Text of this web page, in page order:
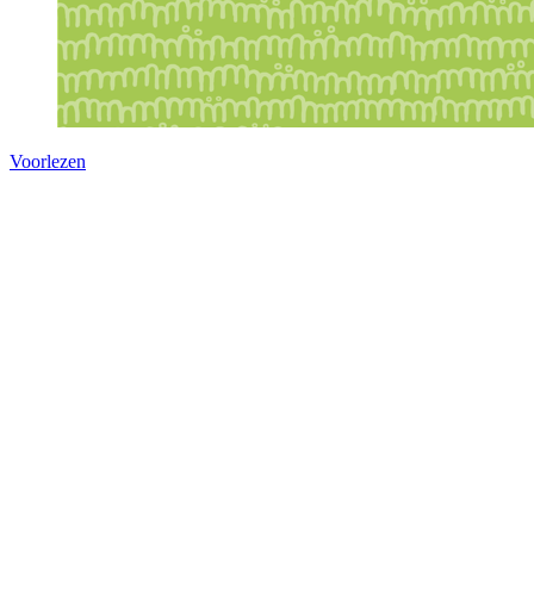
Voorlezen